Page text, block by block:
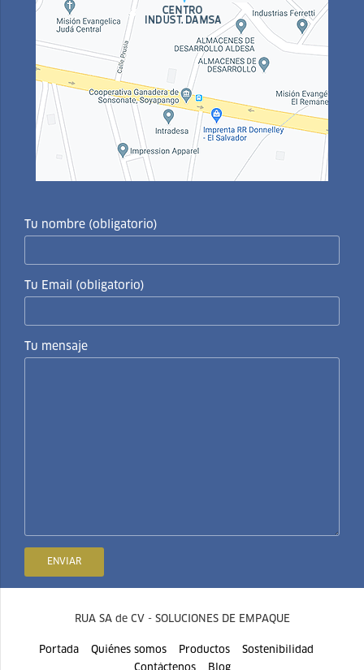
Tu nombre (obligatorio)
Tu Email (obligatorio)
Tu mensaje
RUA SA de CV - SOLUCIONES DE EMPAQUE
Portada Quiénes somos Productos
Sostenibilidad